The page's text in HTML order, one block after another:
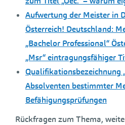
Aufwertung der Meister in
Österreich! Deutschland:
„Bachelor Professional“
„Msr“ eintragungsfähiger
Qualifikationsbezeichnung
Absolventen bestimmter
Befähigungsprüfungen
Rückfragen zum Thema,